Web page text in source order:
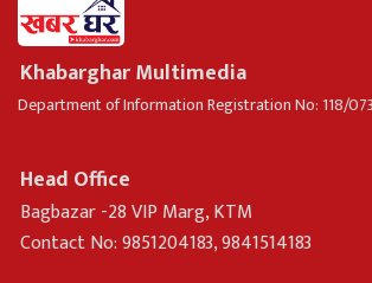
Khabarghar Multimedia
Department of Information Registration No: 118/
Head Office
Bagbazar -28 VIP Marg, KTM
Contact No: 9851204183, 9841514183